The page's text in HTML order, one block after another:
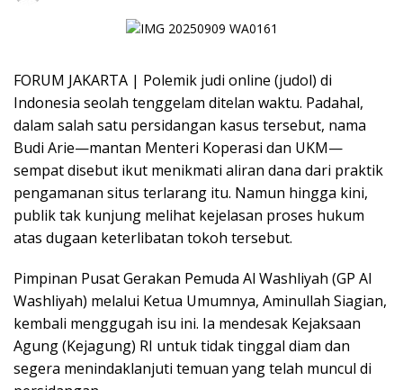
FORUM JAKARTA | Polemik judi online (judol) di
Indonesia seolah tenggelam ditelan waktu. Padahal,
dalam salah satu persidangan kasus tersebut, nama
Budi Arie—mantan Menteri Koperasi dan UKM—
sempat disebut ikut menikmati aliran dana dari praktik
pengamanan situs terlarang itu. Namun hingga kini,
publik tak kunjung melihat kejelasan proses hukum
atas dugaan keterlibatan tokoh tersebut.
Pimpinan Pusat Gerakan Pemuda Al Washliyah (GP Al
Washliyah) melalui Ketua Umumnya, Aminullah Siagian,
kembali menggugah isu ini. Ia mendesak Kejaksaan
Agung (Kejagung) RI untuk tidak tinggal diam dan
segera menindaklanjuti temuan yang telah muncul di